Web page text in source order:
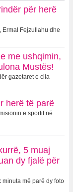
për herë
Ermal Fejzullahu dhe
me ushqimin,
Mustës!
gazetaret e cila
herë të parë
e sportit në
5 muaj
dy fjalë për
më parë dy foto